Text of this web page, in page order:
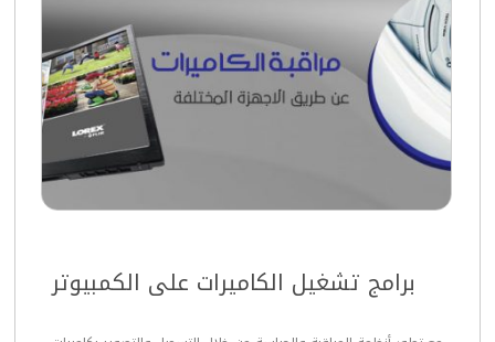
برامج تشغيل الكاميرات على الكمبيوتر